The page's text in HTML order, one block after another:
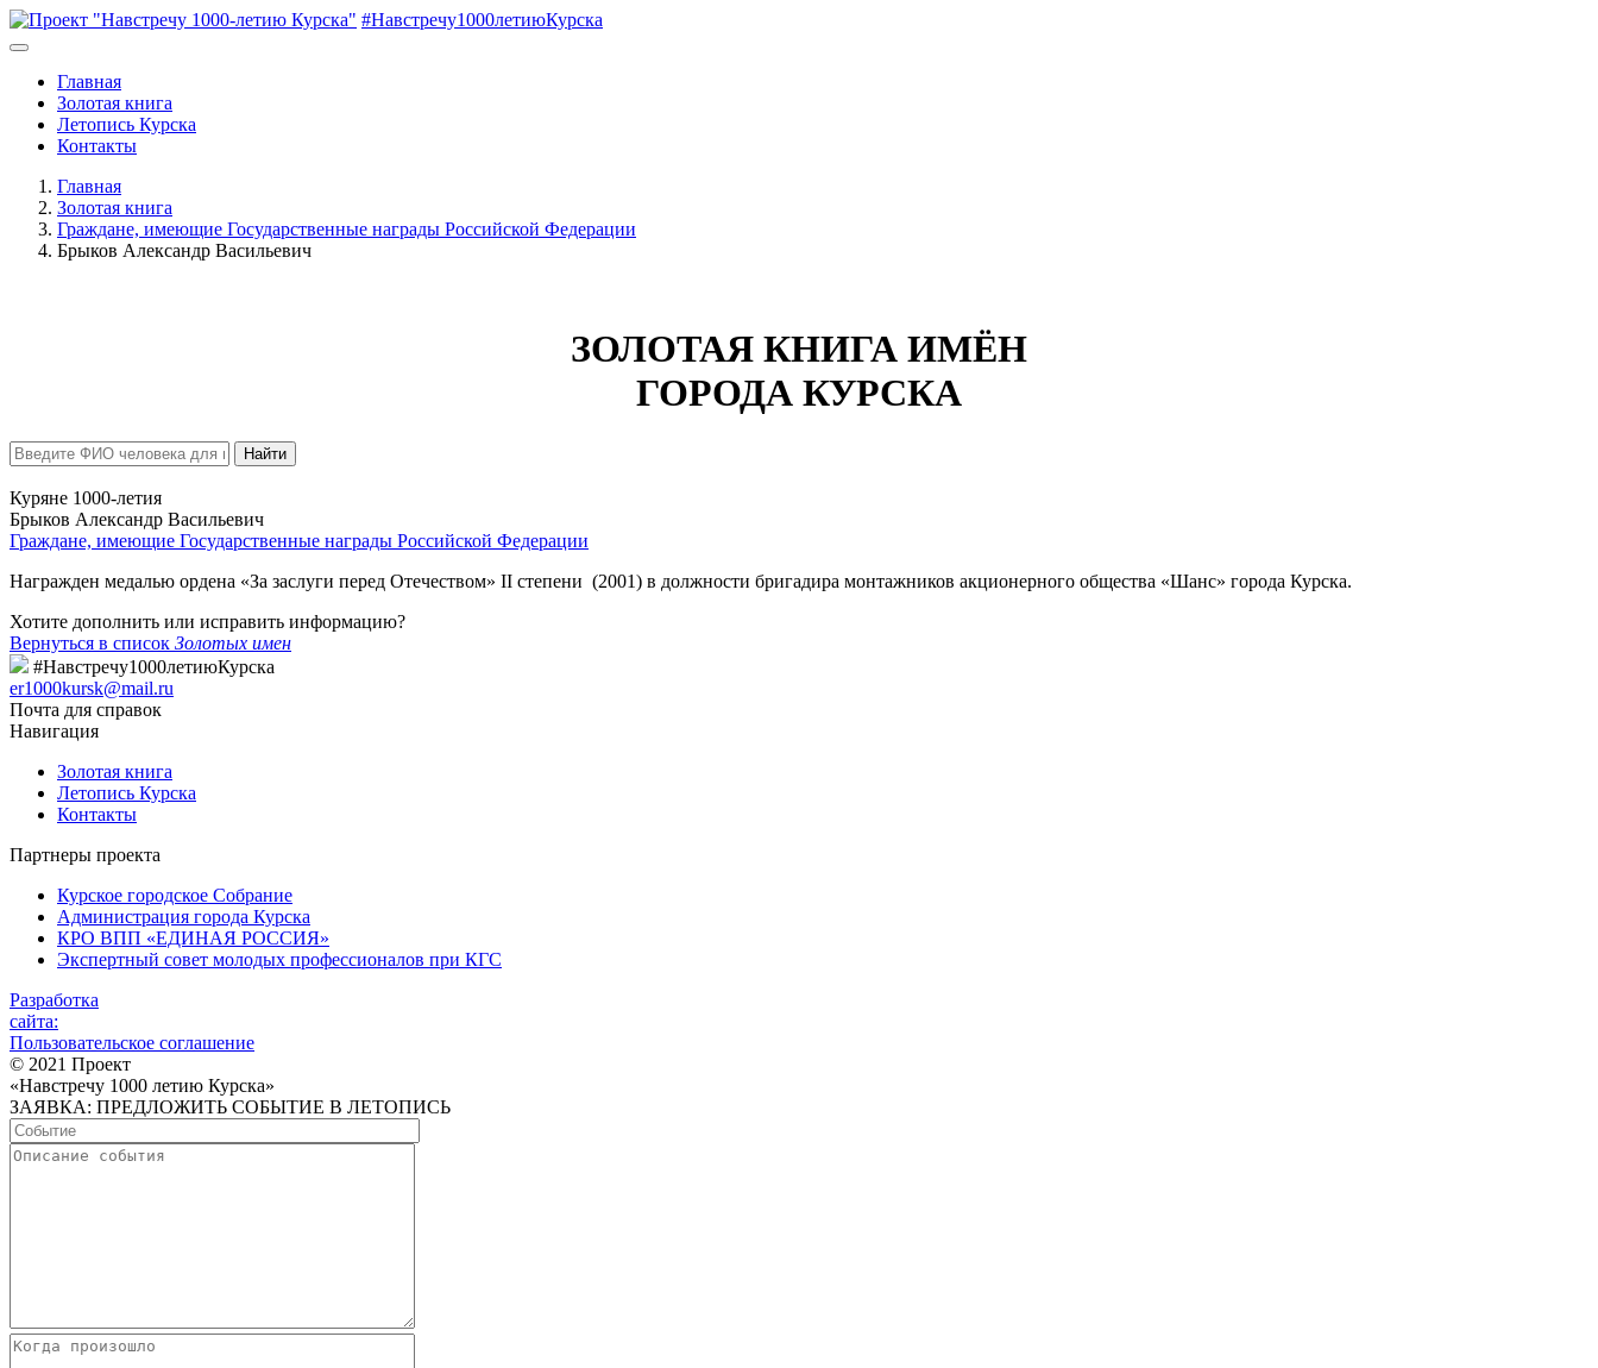
#Навстречу1000летиюКурска
Главная
Золотая книга
Летопись Курска
Контакты
Главная
Золотая книга
Граждане, имеющие Государственные награды Российской Федерации
Брыков Александр Васильевич
ЗОЛОТАЯ КНИГА ИМЁН
ГОРОДА КУРСКА
Найти
Куряне 1000-летия
Брыков Александр Васильевич
Граждане, имеющие Государственные награды Российской Федерации
Награжден медалью ордена «За заслуги перед Отечеством» II степени (2001) в должности бригадира монтажников акционерного общества «Шанс» города Курска.
Хотите дополнить или исправить информацию?
Вернуться в список Золотых имен
#Навстречу1000летиюКурска
er1000kursk@mail.ru
Почта для справок
Навигация
Золотая книга
Летопись Курска
Контакты
Партнеры проекта
Курское городское Собрание
Администрация города Курска
КРО ВПП «ЕДИНАЯ РОССИЯ»
Экспертный совет молодых профессионалов при КГС
Разработка
сайта:
Пользовательское соглашение
© 2021 Проект
«Навстречу 1000 летию Курска»
ЗАЯВКА: ПРЕДЛОЖИТЬ СОБЫТИЕ В ЛЕТОПИСЬ